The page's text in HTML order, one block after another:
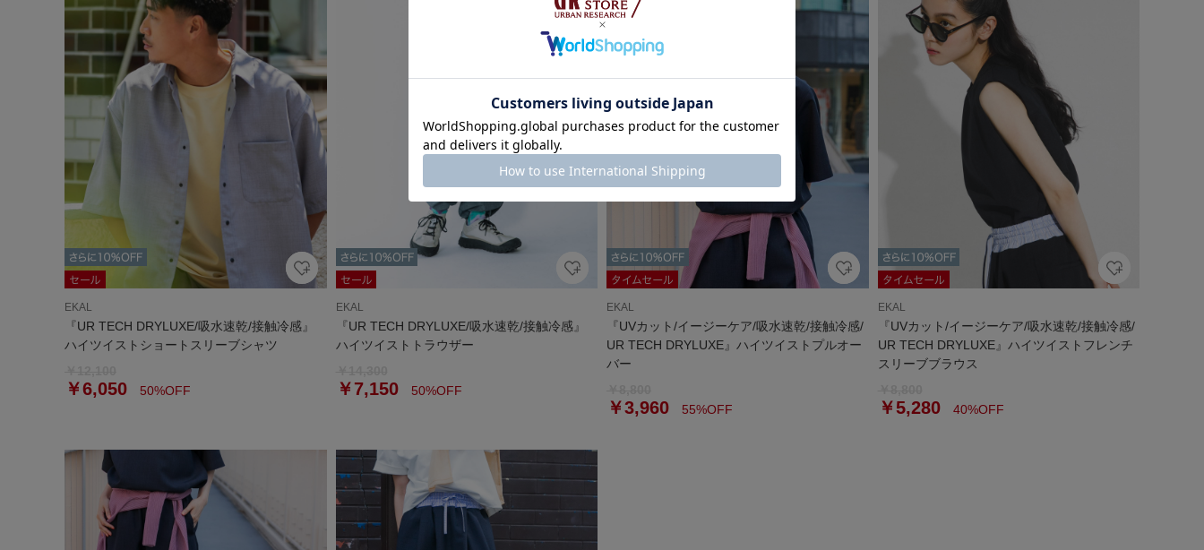
EKAL
『UR TECH DRYLUXE/吸水速乾/接触冷感』
ハイツイストショートスリーブシャツ
￥6,050 50%OFF
EKAL
『UR TECH DRYLUXE/吸水速乾/接触冷感』
ハイツイストトラウザー
￥7,15050%OFF
EKAL
『UVカット/イージーケア/吸水速乾/接触冷感/
UR TECH DRYLUXE』ハイツイストプルオー
バー
￥3,960 55%OFF
EKAL
『UVカット/イージーケア/吸水速乾/接触冷感/
UR TECH DRYLUXE』ハイツイストフレンチ
スリーブブラウス
￥5,28040%OFF